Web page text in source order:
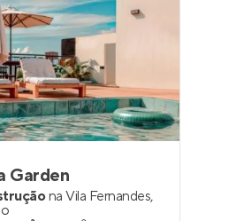
Garden
na Vila Fernandes,